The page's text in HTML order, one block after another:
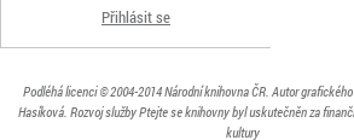
Přihlásit se
Podléhá licenci© 2004-2014Národní knihovna ČR. Autor
Hasíková. Rozvoj služby Ptejte se knihovny byl uskutečněn za
kultury